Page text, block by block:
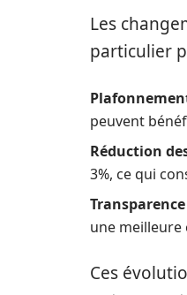
Les
particulier
peuvent
Réduction
3%, ce qui
une meilleure
Ces